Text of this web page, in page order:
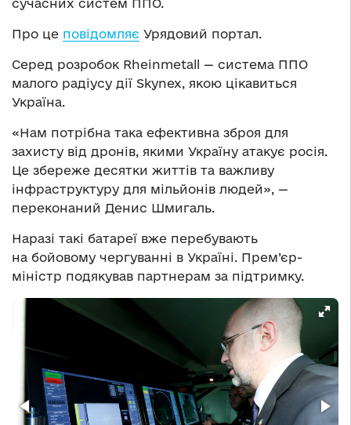
сучасних систем ППО.
Про це повідомляє Урядовий портал.
Серед розробок Rheinmetall — система ППО
малого радіусу дії Skynex, якою цікавиться
Україна.
«Нам потрібна така ефективна зброя для
захисту від дронів, якими Україну атакує росія.
Це збереже десятки життів та важливу
інфраструктуру для мільйонів людей», —
переконаний Денис Шмигаль.
Наразі такі батареї вже перебувають
на бойовому чергуванні в Україні. Прем’єр-
міністр подякував партнерам за підтримку.